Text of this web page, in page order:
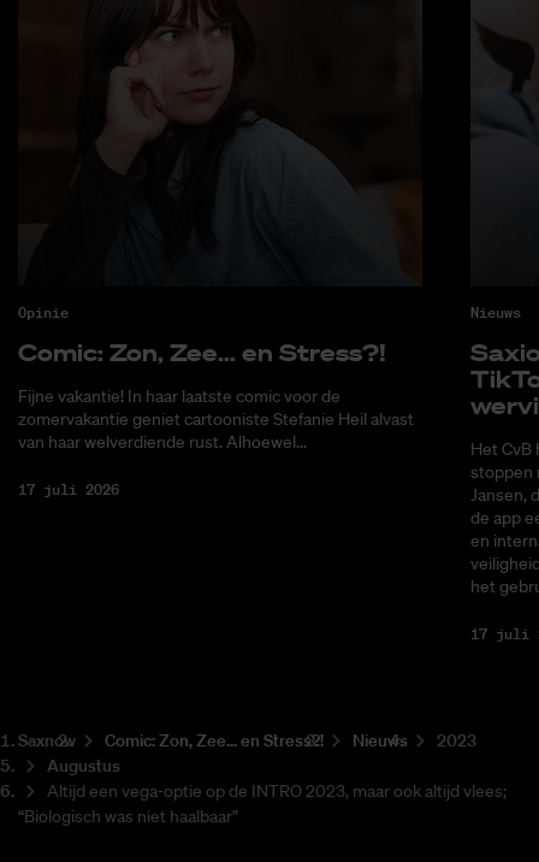
Opinie
Co­mic: Zon, Zee... en Stress?!
Fijne vakantie! In haar laatste comic voor de
zomervakantie geniet cartooniste Stefanie Heil alvast
van haar welverdiende rust. Alhoewel...
17 juli 2026
Nieuws
Het CvB
stoppen
Jansen,
de app
en
het
17 juli
Saxnow Co­mic: Zon, Zee... en Stress?! Nieuws
2023
Augustus
Altijd een vega-optie op de INTRO 2023, maar ook altijd vlees;
“Biologisch was niet haalbaar”